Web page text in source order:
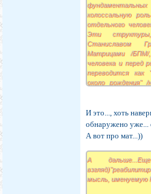
колоссальную
отдельного
Эти
Станиславом
Матрицами /БПМ/
человека и перед
переводится как
около рождения"
весь мир
человеческая
И это..., хоть
обнаружено уже...
А вот про мат...))
А
мысль, именуемую